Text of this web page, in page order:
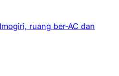
ruang ber-AC dan